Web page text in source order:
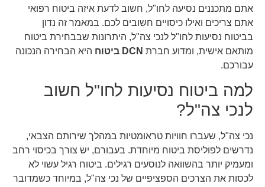
אתם מתכננים נסיעה לחו"ל, חשוב לדעת איזה ביטוח רפואי
אתם צריכים ואילו כיסויים חשובים לכם. במאמר זה נדון
בביטוח נסיעות לחו"ל לנכי צה"ל, היתרונות שבבחירת ביטוח
מותאם אישית, ומדוע חברת DCN ביטוח
היא הבחירה הנכונה
עבורכם.
למה ביטוח נסיעות לחו"ל חשוב
לנכי צה"ל?
נכי צה"ל, שעברו חוויות טראומטיות במהלך שירותם הצבאי,
נדרשים לפוליסת ביטוח מיוחדת. בעבורם, יש צורך בכיסוי רחב
ומעמיק יותר בהשוואה לנוסעים רגילים. ביטוח רגיל עשוי לא
לכסות את הצרכים הספציפיים של נכי צה"ל, במיוחד כשמדובר